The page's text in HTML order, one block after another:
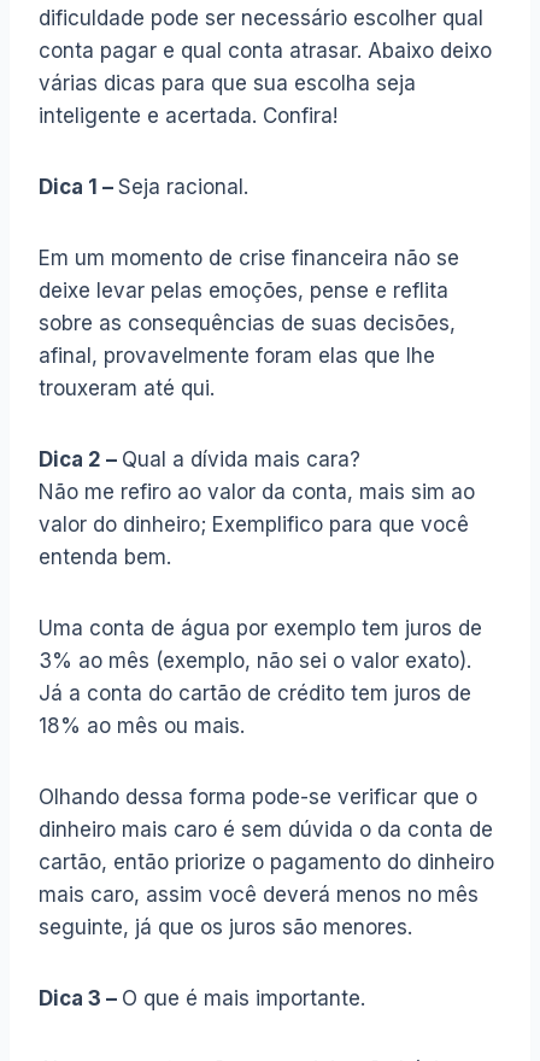
dificuldade pode ser necessário escolher qual
conta pagar e qual conta atrasar. Abaixo deixo
várias dicas para que sua escolha seja
inteligente e acertada. Confira!
Dica 1 – Seja racional.
Em um momento de crise financeira não se
deixe levar pelas emoções, pense e reflita
sobre as consequências de suas decisões,
afinal, provavelmente foram elas que lhe
trouxeram até qui.
Dica 2 – Qual a dívida mais cara?
Não me refiro ao valor da conta, mais sim ao
valor do dinheiro; Exemplifico para que você
entenda bem.
Uma conta de água por exemplo tem juros de
3% ao mês (exemplo, não sei o valor exato).
Já a conta do cartão de crédito tem juros de
18% ao mês ou mais.
Olhando dessa forma pode-se verificar que o
dinheiro mais caro é sem dúvida o da conta de
cartão, então priorize o pagamento do dinheiro
mais caro, assim você deverá menos no mês
seguinte, já que os juros são menores.
Dica 3 – O que é mais importante.